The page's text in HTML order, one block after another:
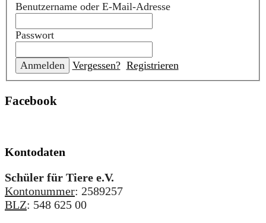
Benutzername oder E-Mail-Adresse
Passwort
Vergessen? Registrieren
Facebook
Kontodaten
Schüler für Tiere e.V.
Kontonummer: 2589257
BLZ: 548 625 00